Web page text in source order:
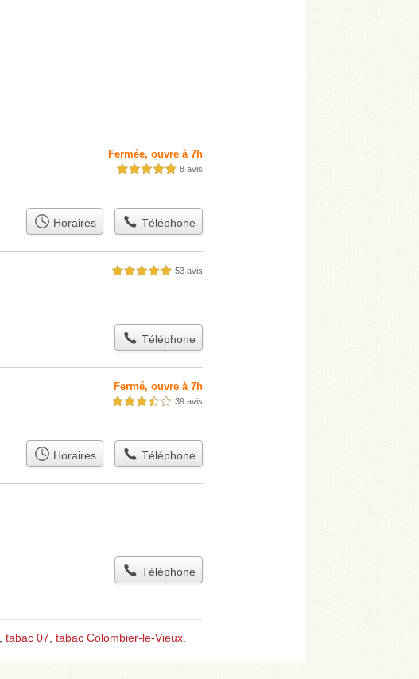
Fermée, ouvre à 7h
5,0 étoiles sur 5 8 avis
Horaires Téléphone
5,0 étoiles sur 5 53 avis
Téléphone
Fermé, ouvre à 7h
3,5 étoiles sur 5 39 avis
Horaires Téléphone
Téléphone
tabac 07 tabac Colombier-le-Vieux